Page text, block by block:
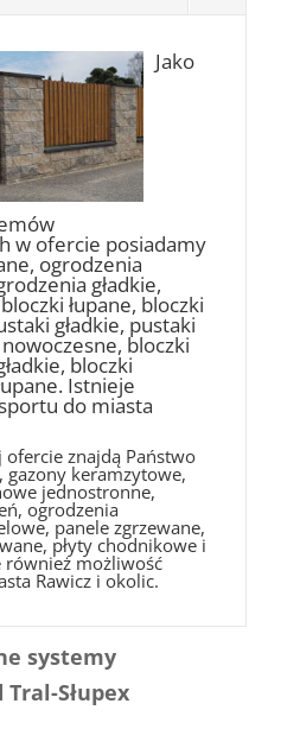
Jako
w ofercie posiadamy
ogrodzenia
gładkie,
łupane, bloczki
gładkie, pustaki
bloczki
bloczki
Istnieje
do miasta
ofercie znajdą Państwo
gazony keramzytowe,
jednostronne,
ogrodzenia
panele zgrzewane,
płyty chodnikowe i
również możliwość
Rawicz i okolic.
systemy
Słupex